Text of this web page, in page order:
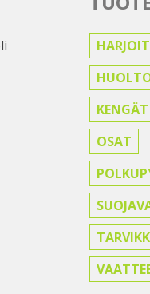
KENGÄT
OSAT